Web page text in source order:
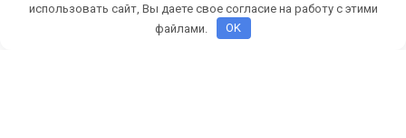
использовать сайт, Вы даете свое согласие на работу с этими
файлами.
OK